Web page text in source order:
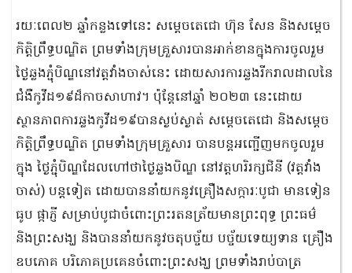
រយៈពេល២ ឆ្នាំកន្លងទៅនេះ សម្ដេចតេជោ ហ៊ុន សែន និងសម្ដេច
កិត្តិព្រឹទ្ធបណ្ឌិត ព្រមទាំងក្រុមគ្រួសារបានអាក់ខានក្នុងការចូលរួម
ថ្ងៃឆ្លងភ្ជុំបិណ្ឌនៅវត្តវាំងចាស់នេះ ដោយសារការឆ្លងរីករាលដាលនៃ
ជំងឺកូវីដ១៩ដ៏កាចសាហាវ។ ប៉ុន្តែនៅឆ្នាំ ២០២៣ នេះដោយ
ស្ថានភាពការឆ្លងកូវីដ១៩បានស្ងប់ស្ងាត់ សម្តេចតេជោ និងសម្ដេច
កិត្តិព្រឹទ្ធបណ្ឌិត ព្រមទាំងក្រុមគ្រួសារ បានបន្តអញ្ជើញមកចូលរួម
ក្នុង ថ្ងៃភ្ជុំបិណ្ឌដែលហៅថាថ្ងៃឆ្លងបិណ្ឌ នៅវត្តហរិរក្សជិនី (វត្តវាំង
ចាស់) បន្តទៀត ដោយបាននាំយកនូវគ្រឿងសក្ការៈបូជា មានទៀន
ធូប ផ្កាភ្ញី សម្រាប់បូជាចំពោះព្រះរតនត្រ័យមានព្រះពុទ្ធ ព្រះធម៌
និងព្រះសង្ឃ និងបាននាំយកនូវចតុបច្ច័យ បច្ច័យទេយ្យទាន គ្រឿង
ឧបភោគ បរិភោគប្រគេនចំពោះព្រះសង្ឃ ព្រមទាំងរាប់បាត្រ